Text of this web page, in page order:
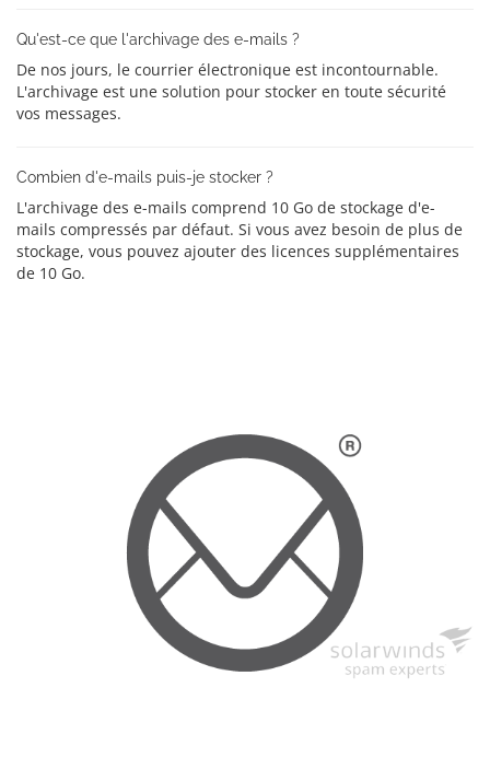
Qu'est-ce que l'archivage des e-mails ?
De nos jours, le courrier électronique est incontournable.
L'archivage est une solution pour stocker en toute sécurité
vos messages.
Combien d'e-mails puis-je stocker ?
L'archivage des e-mails comprend 10 Go de stockage d'e-
mails compressés par défaut. Si vous avez besoin de plus de
stockage, vous pouvez ajouter des licences supplémentaires
de 10 Go.